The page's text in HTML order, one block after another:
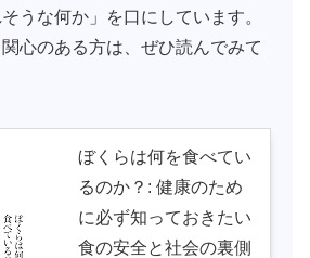
うな何か」を口にしています。
心のある方は、ぜひ読んでみて
ぼくらは何を食べてい
るのか？: 健康のため
に必ず知っておきたい
食の安全と社会の裏側